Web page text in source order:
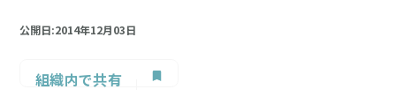
公開日:2014年12月03日
組織内で共有